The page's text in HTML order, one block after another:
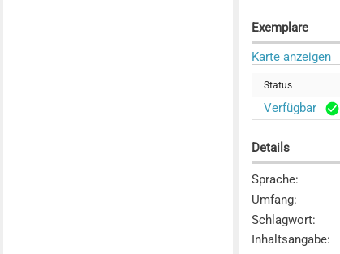
Exemplare
Karte anzeigen
Status
Verfügbar
Details
Sprache:
Umfang:
Schlagwort:
Inhaltsangabe: